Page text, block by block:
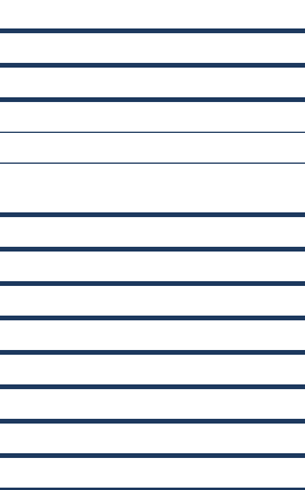
ההתחלה יכולה להיות מורכבת,
מעסקים עצמאיים – שקיפות,
להיות מודעים לחובותיהם כלפי